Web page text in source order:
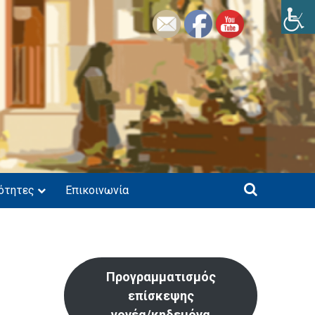
Επικοινωνία
Προγραμματισμός
επίσκεψης